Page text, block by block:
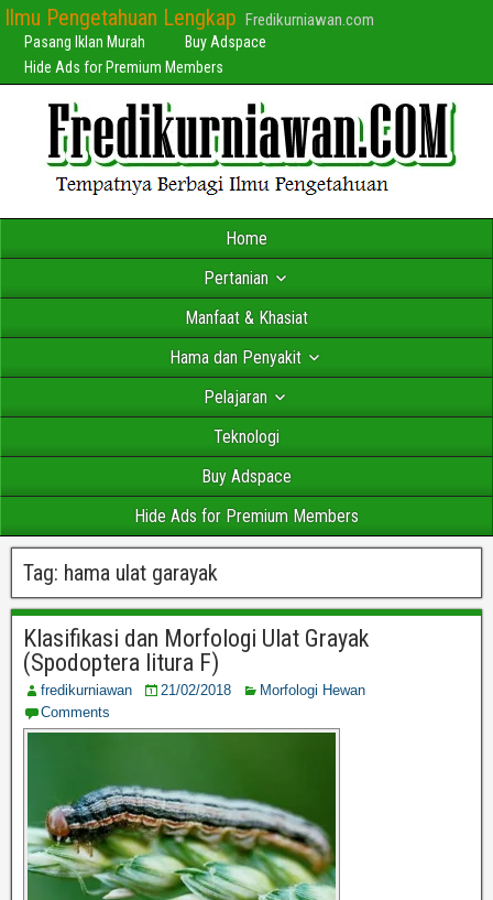
Ilmu Pengetahuan Lengkap Fredikurniawan.com
Pasang Iklan Murah
Buy Adspace
Hide Ads for Premium Members
Home
Pertanian
Manfaat & Khasiat
Hama dan Penyakit
Pelajaran
Teknologi
Buy Adspace
Hide Ads for Premium Members
Tag: hama ulat garayak
Klasifikasi dan Morfologi Ulat Grayak
(Spodoptera litura F)
fredikurniawan 21/02/2018
Morfologi Hewan
Comments